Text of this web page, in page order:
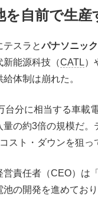
自前で生産
スラとパナソニック
能源科技（CATL）
体制は崩れた。
分に相当する車載
の約3倍の規模だ
スト・ダウンを狙っ
責任者（CEO）は
の開発を進めてお